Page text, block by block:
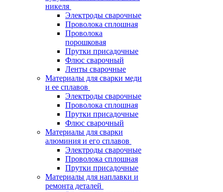
никеля
Электроды сварочные
Проволока сплошная
Проволока
порошковая
Прутки присадочные
Флюс сварочный
Ленты сварочные
Материалы для сварки меди
и ее сплавов
Электроды сварочные
Проволока сплошная
Прутки присадочные
Флюс сварочный
Материалы для сварки
алюминия и его сплавов
Электроды сварочные
Проволока сплошная
Прутки присадочные
Материалы для наплавки и
ремонта деталей